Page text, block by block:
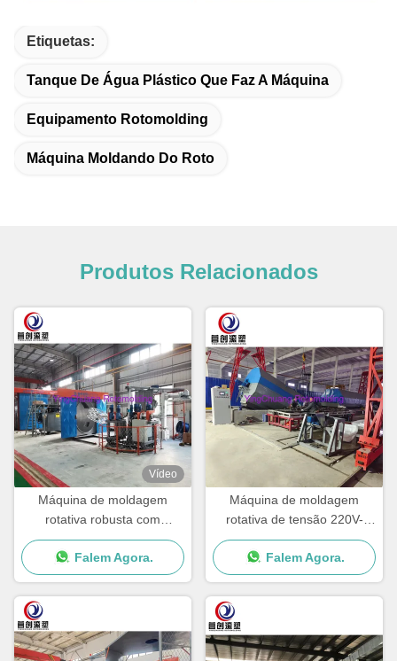
Etiquetas:
Tanque De Água Plástico Que Faz A Máquina
Equipamento Rotomolding
Máquina Moldando Do Roto
Produtos Relacionados
Vídeo
Máquina de moldagem
rotativa robusta com
componentes de qualidade
para produzir caixa de
resfriamento
Falem Agora.
Máquina de moldagem
rotativa de tensão 220V-
480V para excelência de
embalagens de plástico
Falem Agora.